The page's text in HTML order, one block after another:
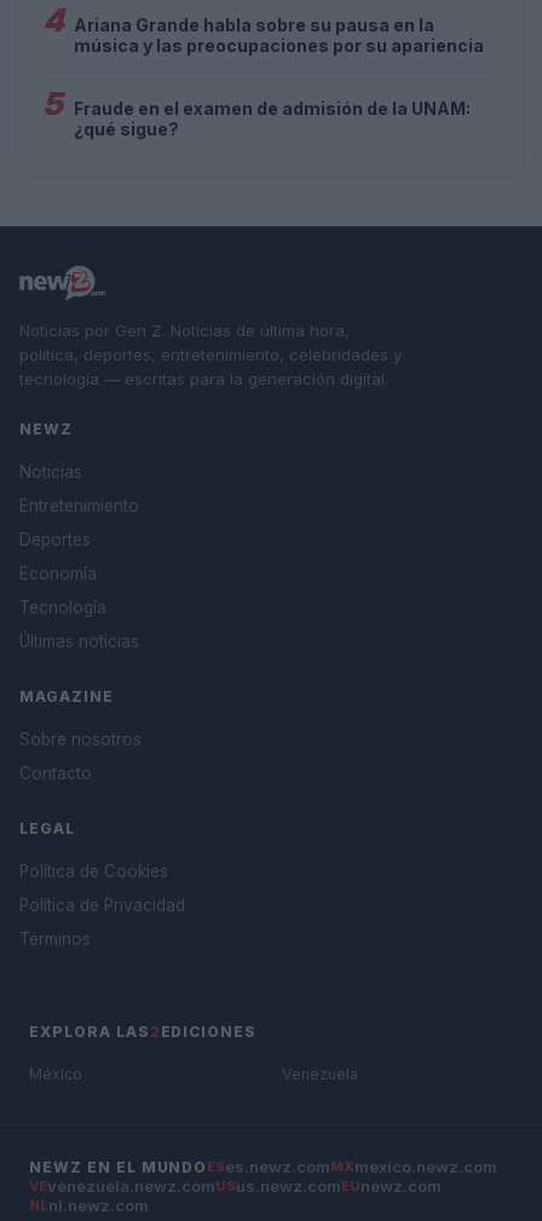
4 Ariana Grande habla sobre su pausa en la
música y las preocupaciones por su apariencia
5 Fraude en el examen de admisión de la UNAM:
¿qué sigue?
Noticias por Gen Z. Noticias de última hora,
política, deportes, entretenimiento, celebridades y
tecnología — escritas para la generación digital.
NEWZ
Noticias
Entretenimiento
Deportes
Economía
Tecnología
Últimas noticias
MAGAZINE
Sobre nosotros
Contacto
LEGAL
Política de Cookies
Política de Privacidad
Términos
EXPLORA LAS 2 EDICIONES
México Venezuela
NEWZ EN EL MUNDO ESes.newz.com MXmexico.newz.com
VEvenezuela.newz.com USus.newz.com EUnewz.com
NLnl.newz.com